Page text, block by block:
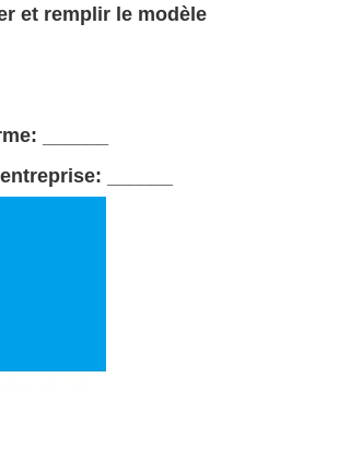
et remplir le modèle
______
______